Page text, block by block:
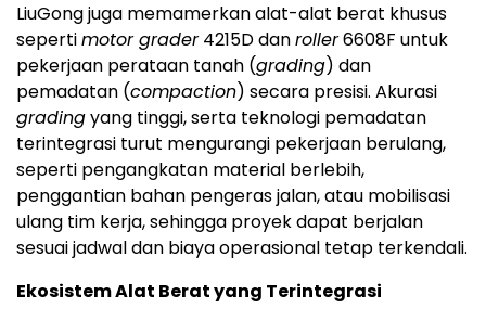
LiuGong juga memamerkan alat-alat berat khusus
sepertimotor grader4215D danroller6608F untuk
pekerjaan perataan tanah (grading) dan
pemadatan (compaction) secara presisi. Akurasi
gradingyang tinggi, serta teknologi pemadatan
terintegrasi turut mengurangi pekerjaan berulang,
seperti pengangkatan material berlebih,
penggantian bahan pengeras jalan, atau mobilisasi
ulang tim kerja, sehingga proyek dapat berjalan
sesuai jadwal dan biaya operasional tetap terkendali.
Ekosistem Alat Berat yang Terintegrasi